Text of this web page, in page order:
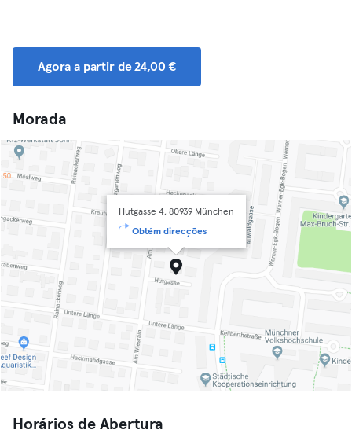
Agora a partir de 24,00 €
Morada
Hutgasse 4, 80939 München
Obtém direcções
Horários de Abertura